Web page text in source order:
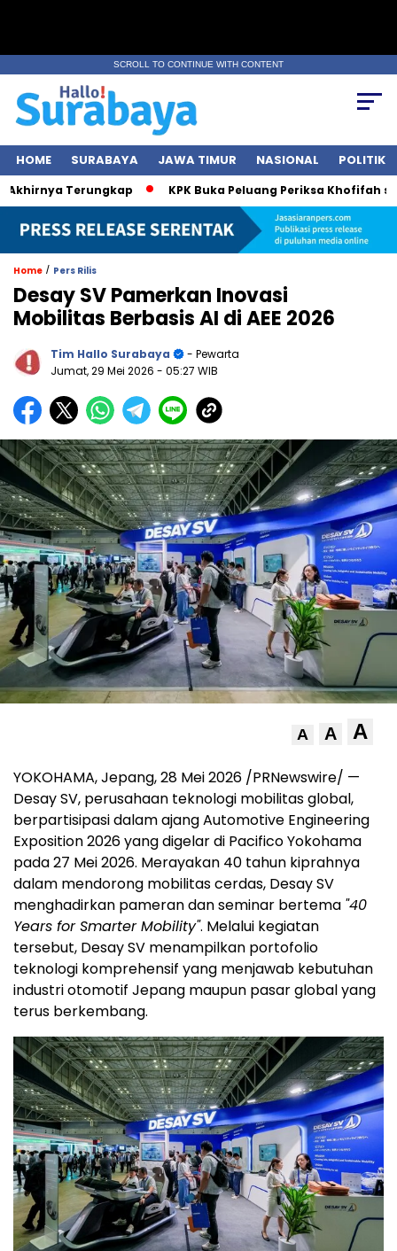
SCROLL TO CONTINUE WITH CONTENT
HOME SURABAYA JAWA TIMUR NASIONAL POLITIK
Terungkap KPK Buka Peluang Periksa Khofifah soal
Home / Pers Rilis
Desay SV Pamerkan Inovasi
Mobilitas Berbasis AI di AEE 2026
Tim Hallo Surabaya
- Pewarta
Jumat, 29 Mei 2026 - 05:27 WIB
A A A
YOKOHAMA, Jepang, 28 Mei 2026 /PRNewswire/ —
Desay SV, perusahaan teknologi mobilitas global,
berpartisipasi dalam ajang Automotive Engineering
Exposition 2026 yang digelar di Pacifico Yokohama
pada 27 Mei 2026. Merayakan 40 tahun kiprahnya
dalam mendorong mobilitas cerdas, Desay SV
menghadirkan pameran dan seminar bertema "40
Years for Smarter Mobility". Melalui kegiatan
tersebut, Desay SV menampilkan portofolio
teknologi komprehensif yang menjawab kebutuhan
industri otomotif Jepang maupun pasar global yang
terus berkembang.